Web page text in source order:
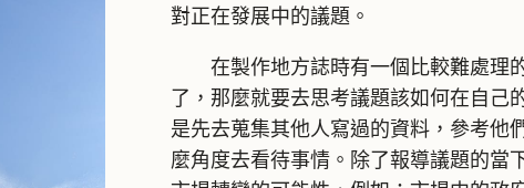
對正在發展中的議題。
在製作地方誌時有一個比較難處理
了，那麼就要去思考議題該如何在自己
是先去蒐集其他人寫過的資料，參考他
麼角度去看待事情。除了報導議題的當